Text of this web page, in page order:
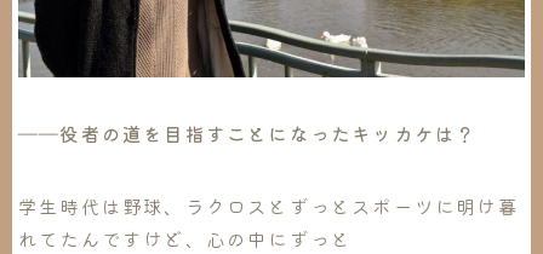
――役者の道を目指すことになったキッカケは？
学生時代は野球、ラクロスとずっとスポーツに明け暮
れてたんですけど、心の中にずっと